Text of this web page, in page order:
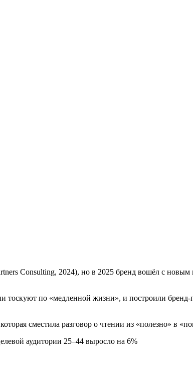
Consulting, 2024), но в 2025 бренд вошёл с
по «медленной жизни», и построили
сместила разговор о чтении из «полезно» в
аудитории 25–44 выросло на 6%